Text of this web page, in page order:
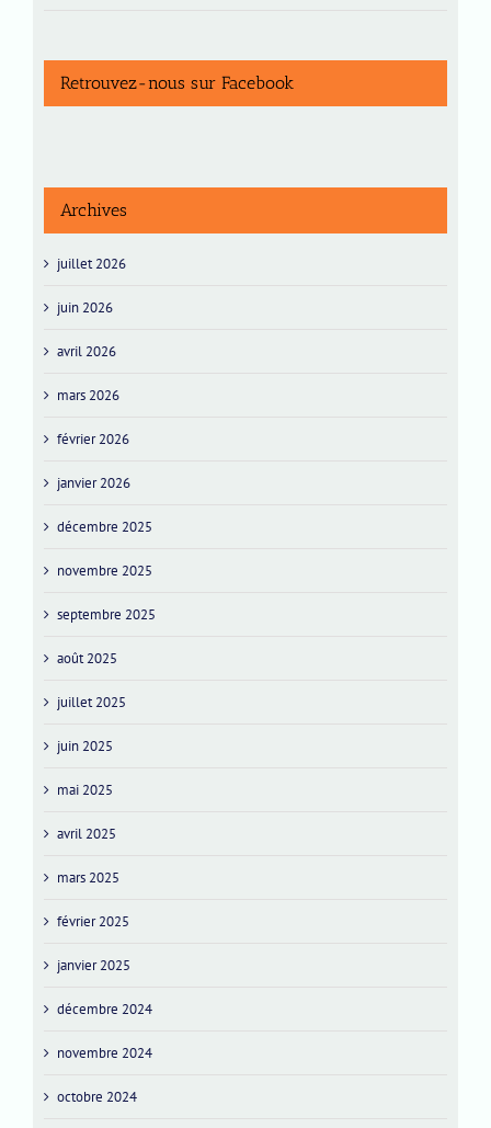
Retrouvez-nous sur Facebook
Archives
juillet 2026
juin 2026
avril 2026
mars 2026
février 2026
janvier 2026
décembre 2025
novembre 2025
septembre 2025
août 2025
juillet 2025
juin 2025
mai 2025
avril 2025
mars 2025
février 2025
janvier 2025
décembre 2024
novembre 2024
octobre 2024